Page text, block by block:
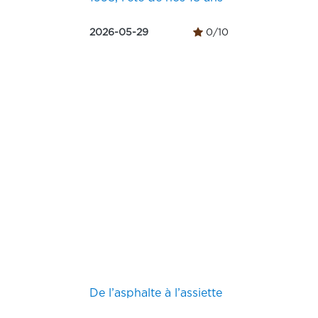
2026-05-29 0/10
De l’asphalte à l’assiette